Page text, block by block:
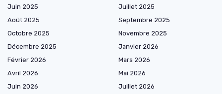
Juin 2025
Juillet 2025
Août 2025
Septembre 2025
Octobre 2025
Novembre 2025
Décembre 2025
Janvier 2026
Février 2026
Mars 2026
Avril 2026
Mai 2026
Juin 2026
Juillet 2026